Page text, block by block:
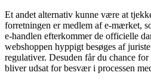
Et andet alternativ kunne være at
forretningen er medlem af e-mærket,
e-handlen efterkommer de officielle
webshoppen hyppigt besøges af
regulativer. Desuden får du chance
bliver udsat for besvær i processen